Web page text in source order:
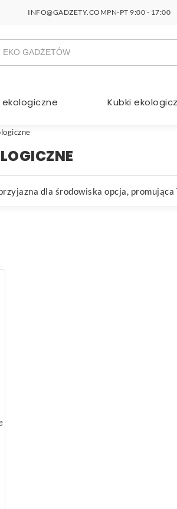
INFO@GADZETY.COMPN-PT 9:00 - 17:00
ekologiczne Kubki
dla środowiska opcja,